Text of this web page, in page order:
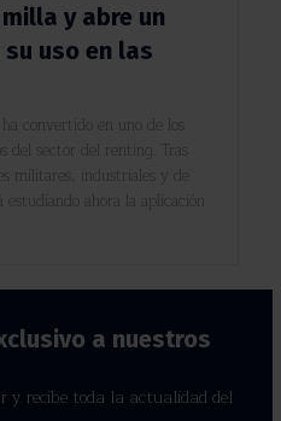
y abre un
uso en las
convertido en uno de los
del sector del renting. Tras
militares, industriales y de
ahora la aplicación
a nuestros
recibe toda la actualidad del